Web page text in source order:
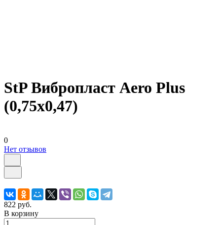
StP Вибропласт Aero Plus
(0,75x0,47)
0
Нет отзывов
822 руб.
В корзину